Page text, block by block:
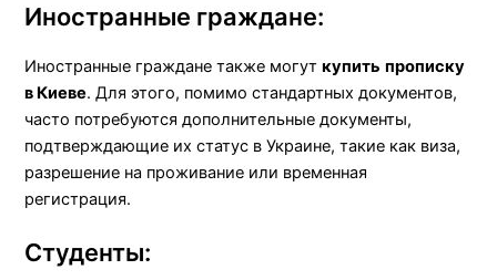
Иностранные граждане:
Иностранные граждане также могуткупить прописку
в Киеве. Для этого, помимо стандартных документов,
часто потребуются дополнительные документы,
подтверждающие их статус в Украине, такие как виза,
разрешение на проживание или временная
регистрация.
Студенты: